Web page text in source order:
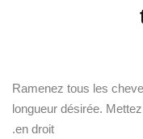
Ramenez tous les
longueur désirée.
en droit.